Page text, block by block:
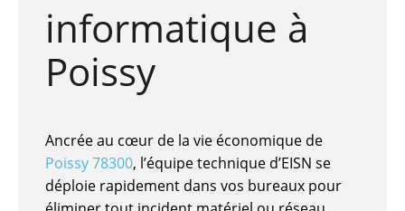
informatique à
Poissy
Ancrée au cœur de la vie économique de
Poissy 78300, l’équipe technique d’EISN se
déploie rapidement dans vos bureaux pour